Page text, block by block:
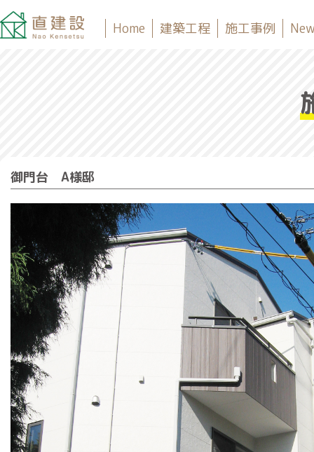
Home 建築工程 施工事例
御門台 A様邸